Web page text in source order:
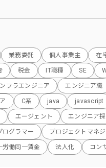
業務委託 個人事業主 在
税金 IT職種 SE
フラエンジニア エンジニア職
C系 java javascript
エージェント エンジニア
ログラマー プロジェクトマネ
労働同一賃金 法人化 コン